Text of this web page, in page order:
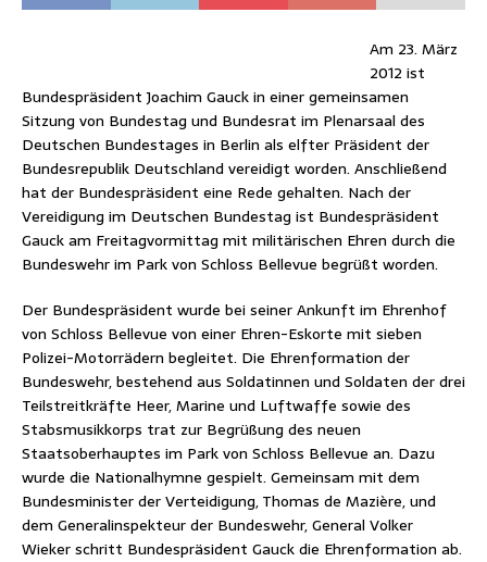
Am 23. März
2012 ist
Bundespräsident Joachim Gauck in einer gemeinsamen
Sitzung von Bundestag und Bundesrat im Plenarsaal des
Deutschen Bundestages in Berlin als elfter Präsident der
Bundesrepublik Deutschland vereidigt worden. Anschließend
hat der Bundespräsident eine Rede gehalten. Nach der
Vereidigung im Deutschen Bundestag ist Bundespräsident
Gauck am Freitagvormittag mit militärischen Ehren durch die
Bundeswehr im Park von Schloss Bellevue begrüßt worden.
Der Bundespräsident wurde bei seiner Ankunft im Ehrenhof
von Schloss Bellevue von einer Ehren-Eskorte mit sieben
Polizei-Motorrädern begleitet. Die Ehrenformation der
Bundeswehr, bestehend aus Soldatinnen und Soldaten der drei
Teilstreitkräfte Heer, Marine und Luftwaffe sowie des
Stabsmusikkorps trat zur Begrüßung des neuen
Staatsoberhauptes im Park von Schloss Bellevue an. Dazu
wurde die Nationalhymne gespielt. Gemeinsam mit dem
Bundesminister der Verteidigung, Thomas de Mazière, und
dem Generalinspekteur der Bundeswehr, General Volker
Wieker schritt Bundespräsident Gauck die Ehrenformation ab.